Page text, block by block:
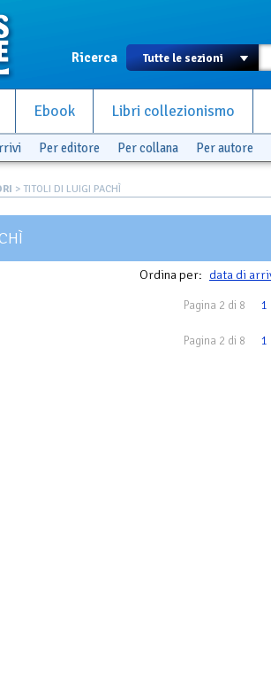
Ricerca
Ebook Libri collezionismo
Per editore Per collana Per autore
> TITOLI DI LUIGI PACHÌ
Ordina per: data di
Pagina 2 di 8 1
Pagina 2 di 8 1